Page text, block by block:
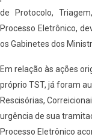
de Protocolo,
Processo Eletrônico,
os Gabinetes dos
Em relação às ações
próprio TST, já foram
Rescisórias,
urgência de sua
Processo Eletrônico